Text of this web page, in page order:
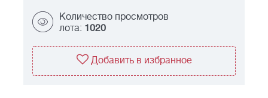
Количество просмотров
лота: 1020
Добавить в избранное